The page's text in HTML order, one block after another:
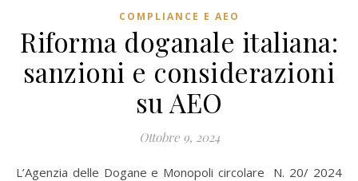
COMPLIANCE E AEO
Riforma doganale italiana:
sanzioni e considerazioni
su AEO
Ottobre 9, 2024
L’Agenzia delle Dogane e Monopoli circolare N. 20/ 2024